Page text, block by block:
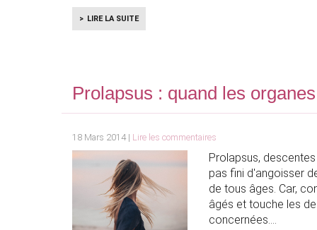
LIRE LA SUITE
Prolapsus : quand les
18 Mars 2014 | Lire les commentaires
Prolapsus,
pas fini d'angoisser
de tous âges. Car,
gés et touche les
concernées.